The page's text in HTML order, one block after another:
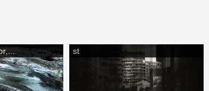
st